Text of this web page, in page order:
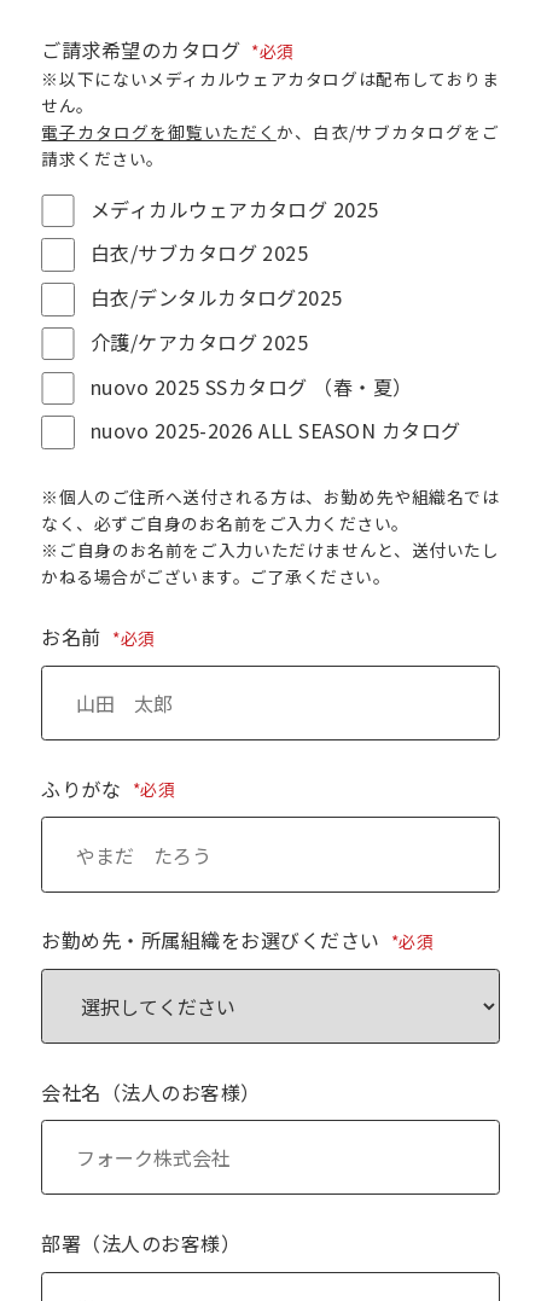
ご請求希望のカタログ *必須
※以下にないメディカルウェアカタログは配布しておりま
せん。
電子カタログを御覧いただく か、白衣/サブカタログをご
請求ください。
メディカルウェアカタログ 2025
白衣/サブカタログ 2025
白衣/デンタルカタログ2025
介護/ケアカタログ 2025
nuovo 2025 SSカタログ （春・夏）
nuovo 2025-2026 ALL SEASON カタログ
※個人のご住所へ送付される方は、お勤め先や組織名では
なく、必ずご自身のお名前をご入力ください。
※ご自身のお名前をご入力いただけませんと、送付いたし
かねる場合がございます。ご了承ください。
お名前 *必須
ふりがな *必須
お勤め先・所属組織をお選びください *必須
会社名（法人のお客様）
部署（法人のお客様）